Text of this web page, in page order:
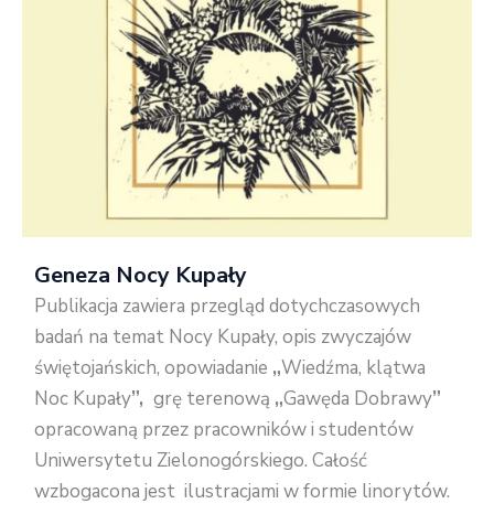
Geneza Nocy Kupały
Publikacja zawiera przegląd dotychczasowych
badań na temat Nocy Kupały, opis zwyczajów
świętojańskich, opowiadanie „Wiedźma, klątwa
Noc Kupały”, grę terenową „Gawęda Dobrawy”
opracowaną przez pracowników i studentów
Uniwersytetu Zielonogórskiego. Całość
wzbogacona jest ilustracjami w formie linorytów.